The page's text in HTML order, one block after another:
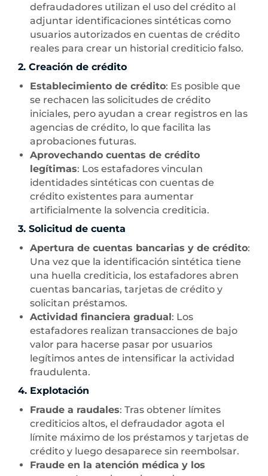
defraudadores utilizan el uso del crédito al
adjuntar identificaciones sintéticas como
usuarios autorizados en cuentas de crédito
reales para crear un historial crediticio falso.
2. Creación de crédito
Establecimiento de crédito: Es posible que
se rechacen las solicitudes de crédito
iniciales, pero ayudan a crear registros en las
agencias de crédito, lo que facilita las
aprobaciones futuras.
Aprovechando cuentas de crédito
legítimas: Los estafadores vinculan
identidades sintéticas con cuentas de
crédito existentes para aumentar
artificialmente la solvencia crediticia.
3. Solicitud de cuenta
Apertura de cuentas bancarias y de crédito:
Una vez que la identificación sintética tiene
una huella crediticia, los estafadores abren
cuentas bancarias, tarjetas de crédito y
solicitan préstamos.
Actividad financiera gradual: Los
estafadores realizan transacciones de bajo
valor para hacerse pasar por usuarios
legítimos antes de intensificar la actividad
fraudulenta.
4. Explotación
Fraude a raudales: Tras obtener límites
crediticios altos, el defraudador agota el
límite máximo de los préstamos y tarjetas de
crédito y luego desaparece sin reembolsar.
Fraude en la atención médica y los